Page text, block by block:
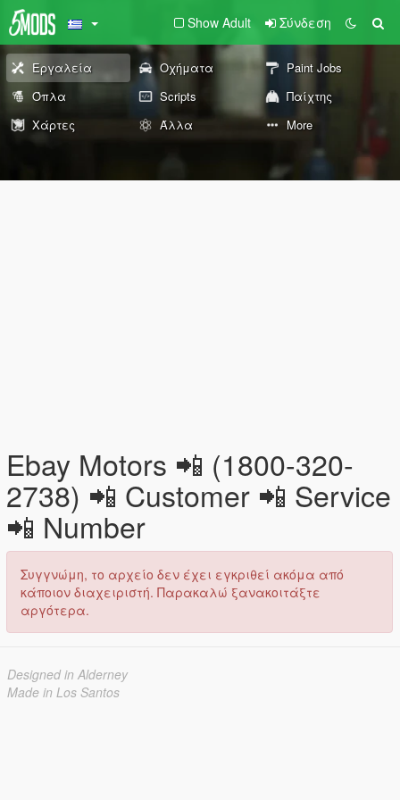
Show Adult Σύνδεση
Εργαλεία Οχήματα
Paint Jobs
Όπλα
Scripts
Παίχτης
Χάρτες
Άλλα More
Ebay Motors 📲 (1800-320-
2738) 📲 Customer 📲 Service
📲 Number
Συγγνώμη, το αρχείο δεν έχει εγκριθεί ακόμα από
κάποιον διαχειριστή. Παρακαλώ ξανακοιτάξτε
αργότερα.
Designed in Alderney
Made in Los Santos